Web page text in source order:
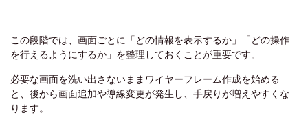
この段階では、画面ごとに「どの情報を表示するか」「どの操作
を行えるようにするか」を整理しておくことが重要です。
必要な画面を洗い出さないままワイヤーフレーム作成を始める
と、後から画面追加や導線変更が発生し、手戻りが増えやすくな
ります。